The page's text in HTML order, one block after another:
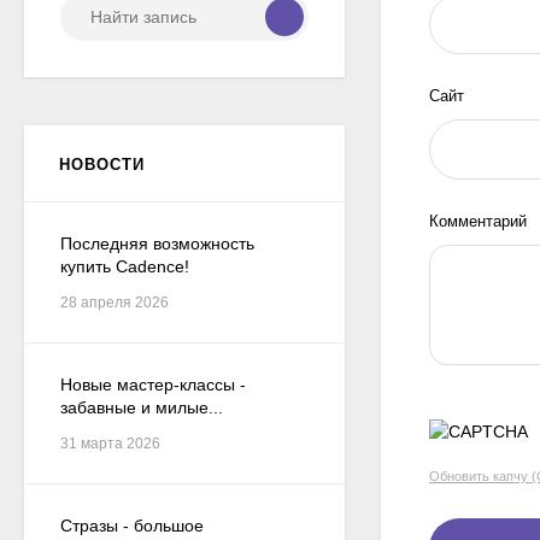
Сайт
Комментарий
Обновить капчу
НОВОСТИ
Последняя возможность
купить Cadence!
28 апреля 2026
Новые мастер-классы -
забавные и милые...
31 марта 2026
Стразы - большое